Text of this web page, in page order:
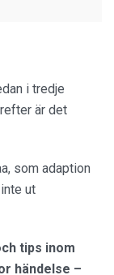
i tredje
är det
som adaption
ut
tips inom
händelse –